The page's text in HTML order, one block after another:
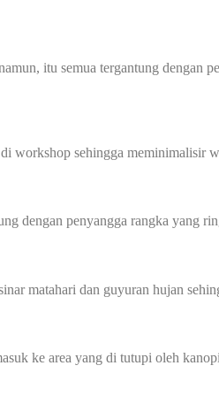
itu semua tergantung dengan
workshop sehingga meminimalisir
dengan penyangga rangka yang
matahari dan guyuran hujan
ke area yang di tutupi oleh